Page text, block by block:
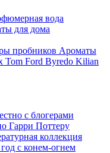
вода
для дома
пробников Ароматы
Tom Ford Byredo Kilian
с блогерами
Гарри Поттеру
коллекция
с конем-огнем